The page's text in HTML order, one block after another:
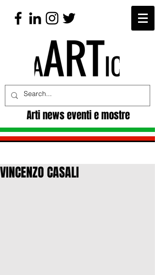
Arti news eventi e mostre
VINCENZO CASALI